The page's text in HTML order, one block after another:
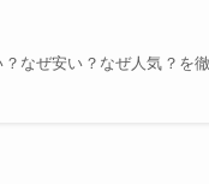
なぜ安い？なぜ人気？を